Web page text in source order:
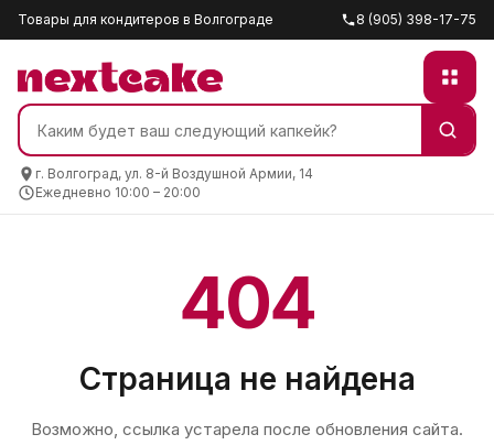
Товары для кондитеров в Волгограде 8 (905) 398-17-75
г. Волгоград, ул. 8-й Воздушной Армии, 14
Ежедневно 10:00 – 20:00
404
Страница не найдена
Возможно, ссылка устарела после обновления сайта.